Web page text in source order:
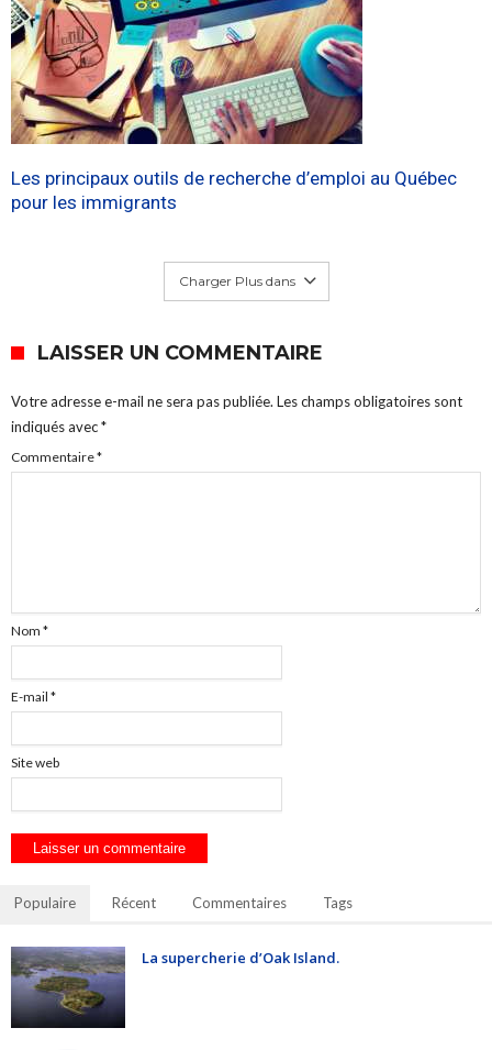
Les principaux outils de recherche d’emploi au Québec
pour les immigrants
Charger Plus dans
LAISSER UN COMMENTAIRE
Votre adresse e-mail ne sera pas publiée. Les champs obligatoires sont
indiqués avec*
Commentaire*
Nom *
E-mail *
Site web
Populaire Récent Commentaires Tags
La supercherie d’Oak Island.